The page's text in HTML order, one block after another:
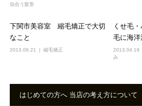
似合う髪形
下関市美容室 縮毛矯正で大切
なこと
2013.06.21 縮毛矯正
くせ毛
毛に海洋
2013.04.19
み
はじめての方へ 当店の考え方について